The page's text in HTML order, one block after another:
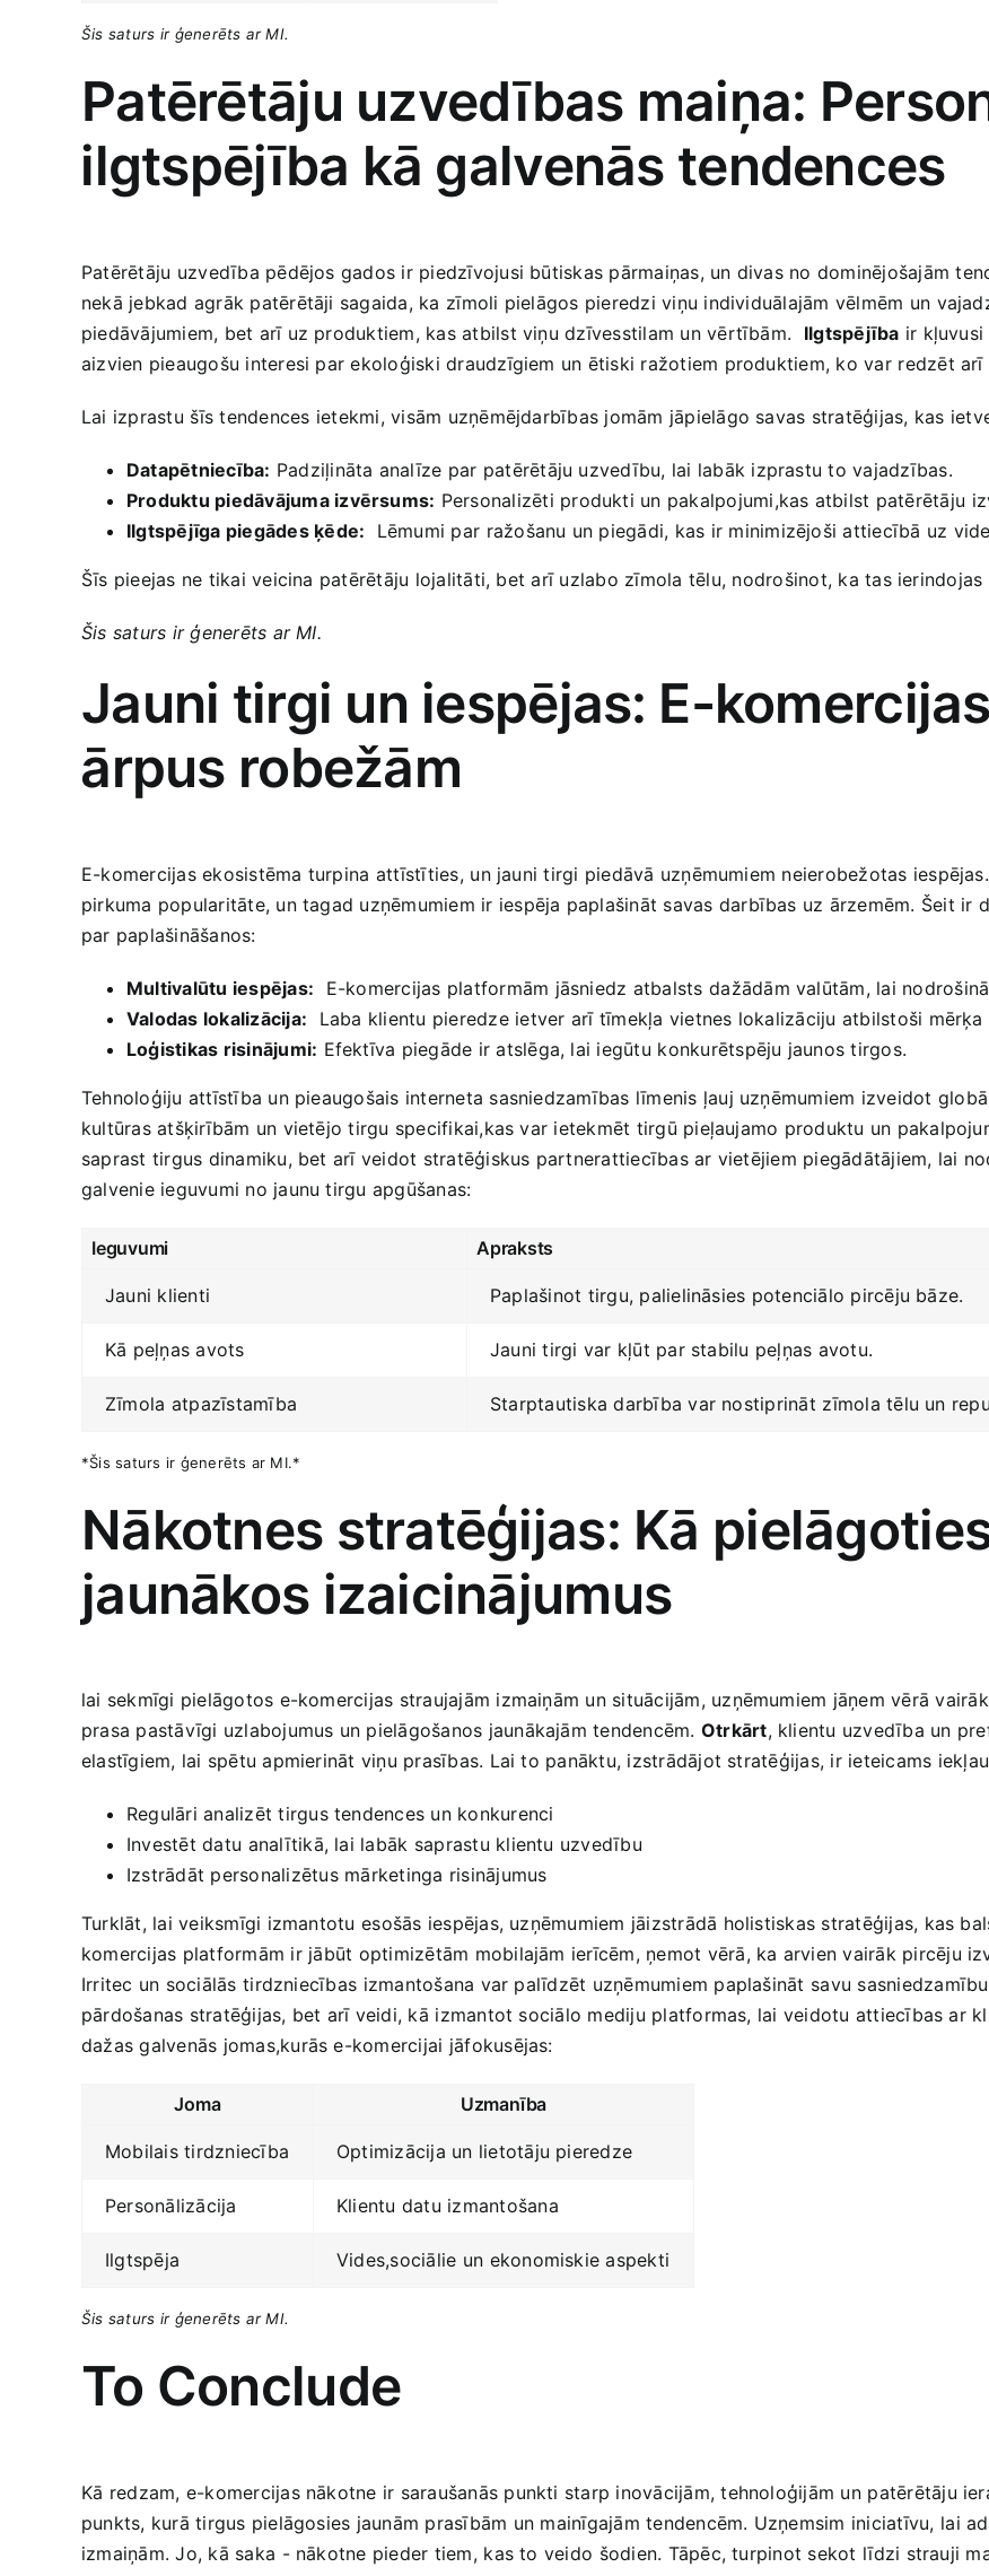
Šis saturs ir⁢ ģenerēts ar MI.
Patērētāju uzvedības maiņa:
⁢ilgtspējība ‌kā‍ galvenās tendences
Patērētāju ⁢uzvedība pēdējos ​gados ir​ piedzīvojusi būtiskas ‍pārmaiņas,‍ un divas no dominējošajām
nekā jebkad ‍agrāk ‌patērētāji sagaida, ka⁣ zīmoli‌ pielāgos pieredzi viņu​ individuālajām ​vēlmēm un
piedāvājumiem, bet arī uz produktiem, kas atbilst viņu dzīvesstilam un ​vērtībām. ⁤ Ilgtspējība ir
aizvien pieaugošu interesi‌ par ekoloģiski draudzīgiem un ētiski ražotiem produktiem, ko var ⁢redzēt
Lai izprastu⁢ šīs tendences⁢ ietekmi, visām uzņēmējdarbības jomām jāpielāgo savas stratēģijas, kas
Datapētniecība: Padziļināta analīze⁤ par patērētāju ​uzvedību, lai labāk izprastu to vajadzības.
Produktu piedāvājuma izvērsums: Personalizēti​ produkti un pakalpojumi,kas‌ atbilst patērētāju
Ilgtspējīga piegādes ķēde:
Lēmumi par ⁣ražošanu un ‍piegādi, kas​ ir‌ minimizējoši attiecībā uz
Šīs pieejas ne tikai veicina patērētāju ‍lojalitāti, bet arī ‍uzlabo zīmola⁤ tēlu, nodrošinot, ka tas
Šis saturs ir​ ģenerēts ar MI.
Jauni tirgi un iespējas: ⁣E-
⁤ārpus‍ robežām
E-komercijas ekosistēma turpina ⁢attīstīties,⁤ un jauni tirgi piedāvā uzņēmumiem neierobežotas
pirkuma popularitāte, ‍un tagad ​uzņēmumiem ​ir iespēja paplašināt ‌savas darbības uz ‍ārzemēm. Šeit ir
par paplašināšanos:
Multivalūtu iespējas:
E-komercijas platformām ​jāsniedz atbalsts⁤ dažādām valūtām, lai
Valodas lokalizācija:
Laba⁢ klientu pieredze ietver⁣ arī tīmekļa vietnes‍ lokalizāciju atbilstoši mērķa⁣
Loģistikas risinājumi: Efektīva piegāde ir atslēga, lai iegūtu ⁤konkurētspēju jaunos tirgos.
Tehnoloģiju attīstība un pieaugošais interneta sasniedzamības līmenis ļauj uzņēmumiem izveidot
kultūras atšķirībām un vietējo tirgu specifikai,kas var ‍ietekmēt tirgū‌ pieļaujamo produktu un
saprast tirgus dinamiku, bet ‍arī veidot stratēģiskus partnerattiecības ar vietējiem piegādātājiem, lai
‌galvenie ieguvumi no jaunu tirgu‍ apgūšanas:
Ieguvumi Apraksts
Jauni klienti Paplašinot tirgu, ‌palielināsies potenciālo pircēju bāze.
Kā peļņas ​avots Jauni tirgi var kļūt par stabilu peļņas avotu.
Zīmola⁤ atpazīstamība Starptautiska ‌darbība var nostiprināt⁣ zīmola ​tēlu un
*Šis saturs ‌ir ‌ģenerēts‌ ar MI.*
Nākotnes‍ stratēģijas: Kā
jaunākos izaicinājumus
lai sekmīgi pielāgotos e-komercijas straujajām izmaiņām un situācijām, ​uzņēmumiem jāņem vērā
prasa ‌pastāvīgi uzlabojumus un pielāgošanos jaunākajām tendencēm. Otrkārt, klientu uzvedība un
elastīgiem, lai spētu apmierināt viņu prasības. Lai to panāktu, izstrādājot stratēģijas, ‍ir​ ieteicams
Regulāri analizēt tirgus tendences un konkurenci
Investēt datu⁣ analītikā, lai labāk ⁤saprastu klientu uzvedību
Izstrādāt personalizētus⁢ mārketinga risinājumus
Turklāt, lai veiksmīgi​ izmantotu⁢ esošās ‍iespējas, uzņēmumiem ‍jāizstrādā holistiskas stratēģijas, ‍kas
komercijas platformām ir⁢ jābūt optimizētām mobilajām ierīcēm, ņemot vērā, ka arvien vairāk pircēju
Irritec un sociālās ⁤tirdzniecības⁣ izmantošana var ‍palīdzēt‌ uzņēmumiem paplašināt⁤ savu
pārdošanas stratēģijas, bet arī veidi, kā ⁤izmantot sociālo mediju‍ platformas,‌ lai veidotu attiecības ar
‌dažas galvenās jomas,kurās e-komercijai ⁣jāfokusējas:
Joma Uzmanība
Mobilais tirdzniecība Optimizācija un lietotāju​ pieredze
Personālizācija Klientu datu izmantošana
Ilgtspēja Vides,sociālie un⁢ ekonomiskie aspekti
Šis saturs ⁢ir ģenerēts ar MI.
To Conclude
Kā⁣ redzam, ​e-komercijas ‌nākotne ir saraušanās‍ punkti starp inovācijām, tehnoloģijām ‍un⁣ patērētāju
punkts,​ kurā tirgus pielāgosies jaunām prasībām⁤ un mainīgajām tendencēm. Uzņemsim‍ iniciatīvu,⁣ lai‌
izmaiņām. Jo,​ kā saka ⁤- nākotne pieder tiem,⁢ kas to veido⁤ šodien. Tāpēc, turpinot sekot⁢ līdzi strauji